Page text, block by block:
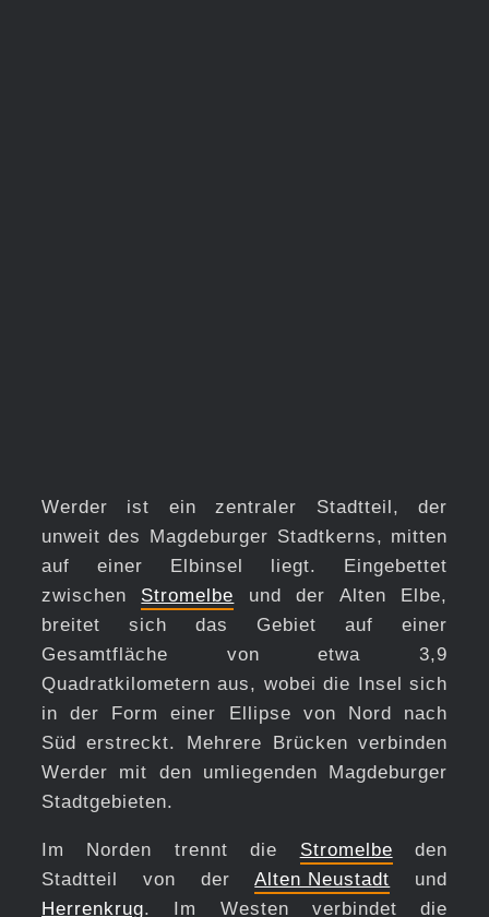
Werder ist ein zentraler Stadtteil, der
unweit des Magdeburger Stadtkerns, mitten
auf einer Elbinsel liegt. Eingebettet
zwischen Stromelbe und der Alten Elbe,
breitet sich das Gebiet auf einer
Gesamtfläche von etwa 3,9
Quadratkilometern aus, wobei die Insel sich
in der Form einer Ellipse von Nord nach
Süd erstreckt. Mehrere Brücken verbinden
Werder mit den umliegenden Magdeburger
Stadtgebieten.
Im Norden trennt die Stromelbe den
Stadtteil von derAlten Neustadt und
Herrenkrug. Im Westen verbindet die